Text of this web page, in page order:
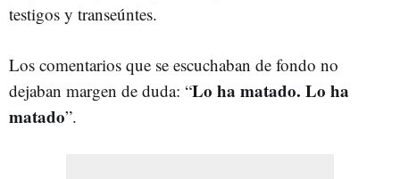
testigos y transeúntes.
Los comentarios que se escuchaban de fondo no
dejaban margen de duda: “Lo ha matado. Lo ha
matado”.